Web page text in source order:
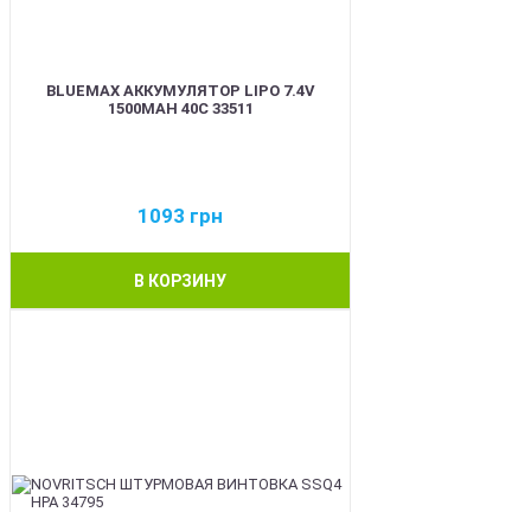
BLUEMAX АККУМУЛЯТОР LIPO 7.4V
1500MAH 40C 33511
1093 грн
В КОРЗИНУ